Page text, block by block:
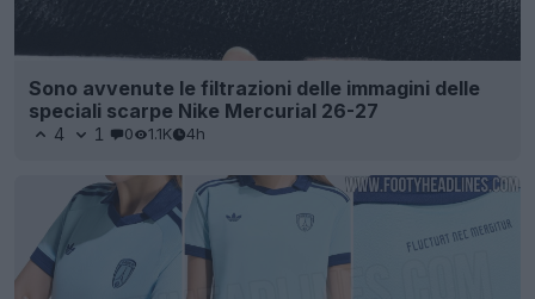
Sono avvenute le filtrazioni delle immagini delle
speciali scarpe Nike Mercurial 26-27
4 1 0 1.1K 4h